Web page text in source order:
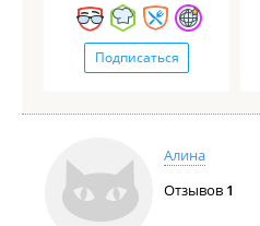
Подписаться
Алина
Отзывов 1